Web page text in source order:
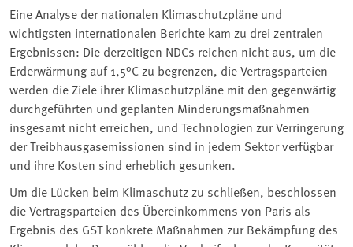
Eine Analyse der nationalen Klimaschutzpläne und
wichtigsten internationalen Berichte kam zu drei zentralen
Ergebnissen: Die derzeitigen NDCs reichen nicht aus, um die
Erderwärmung auf 1,5°C zu begrenzen, die Vertragsparteien
werden die Ziele ihrer Klimaschutzpläne mit den gegenwärtig
durchgeführten und geplanten Minderungsmaßnahmen
insgesamt nicht erreichen, und Technologien zur Verringerung
der Treibhausgasemissionen sind in jedem Sektor verfügbar
und ihre Kosten sind erheblich gesunken.
Um die Lücken beim Klimaschutz zu schließen, beschlossen
die Vertragsparteien des Übereinkommens von Paris als
Ergebnis des GST konkrete Maßnahmen zur Bekämpfung des